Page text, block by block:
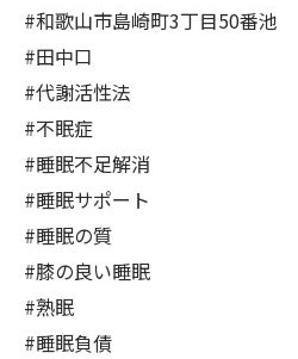
#和歌山市島崎町3丁目50番池
#田中口
#代謝活性法
#不眠症
#睡眠不足解消
#睡眠サポート
#睡眠の質
#膝の良い睡眠
#熟眠
#睡眠負債